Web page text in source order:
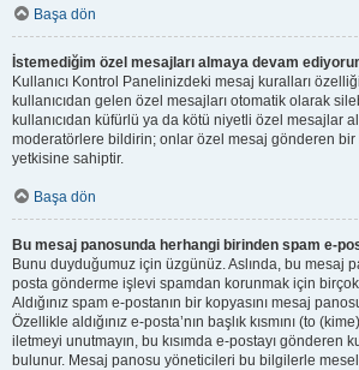
Başa dön
İstemediğim özel mesajları almaya devam
Kullanıcı Kontrol Panelinizdeki mesaj kuralları
kullanıcıdan gelen özel mesajları otomatik olarak
kullanıcıdan küfürlü ya da kötü niyetli özel mesajlar
moderatörlere bildirin; onlar özel mesaj gönderen bir
yetkisine sahiptir.
Başa dön
Bu mesaj panosunda herhangi birinden spam e-
Bunu duyduğumuz için üzgünüz. Aslında, bu mesaj
posta gönderme işlevi spamdan korunmak için
Aldığınız spam e-postanın bir kopyasını mesaj
Özellikle aldığınız e-posta’nın başlık kısmını (to
iletmeyi unutmayın, bu kısımda e-postayı gönderen
bulunur. Mesaj panosu yöneticileri bu bilgilerle